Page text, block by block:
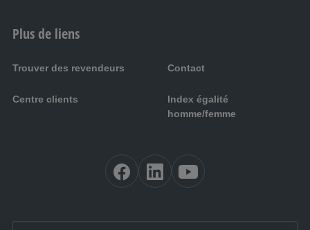
Plus de liens
Trouver des revendeurs Contact
Centre clients
Index égalité
homme/femme